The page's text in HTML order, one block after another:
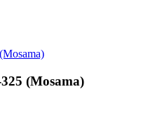
(Mosama)